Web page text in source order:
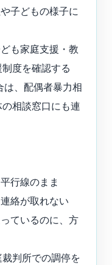
子どもの様子に
も家庭支援・教
度を確認する
は、配偶者暴力相
相談窓口にも連
行線のまま
絡が取れない
ているのに、方
判所での調停を